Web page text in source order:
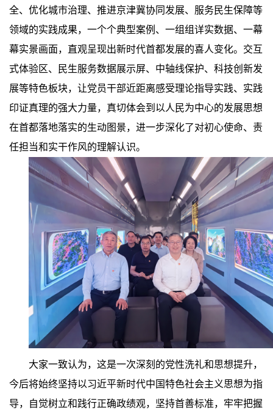
全、优化城市治理、推进京津冀协同发展、服务民生保障等
领域的实践成果，一个个典型案例、一组组详实数据、一幕
幕实景画面，直观呈现出新时代首都发展的喜人变化。交互
式体验区、民生服务数据展示屏、中轴线保护、科技创新发
展等特色板块，让党员干部近距离感受理论指导实践、实践
印证真理的强大力量，真切体会到以人民为中心的发展思想
在首都落地落实的生动图景，进一步深化了对初心使命、责
任担当和实干作风的理解认识。
大家一致认为，这是一次深刻的党性洗礼和思想提升，
今后将始终坚持以习近平新时代中国特色社会主义思想为指
导，自觉树立和践行正确政绩观，坚持首善标准，牢牢把握